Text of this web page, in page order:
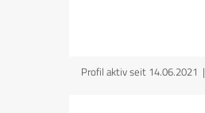
Profil aktiv seit 14.06.2021 |